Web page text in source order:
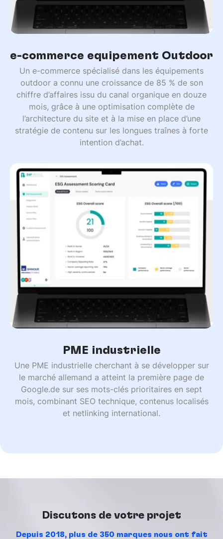
e-commerce équipement Outdoor
Un e-commerce spécialisé dans les équipements
outdoor a connu une croissance de 85 % de son
chiffre d’affaires issu du canal organique en douze
mois, grâce à une optimisation complète de
l’architecture du site et à la mise en place d’une
stratégie de contenu sur les longues traînes à forte
intention d’achat.
PME industrielle
Une PME industrielle cherchant à se développer sur
le marché allemand a atteint la première page de
Google.de sur ses mots-clés prioritaires en sept
mois, combinant SEO technique, contenus localisés
et netlinking international.
Discutons de votre projet
Depuis 2018, plus de 350 marques nous ont fait